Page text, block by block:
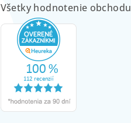
Všetky hodnotenie obchodu